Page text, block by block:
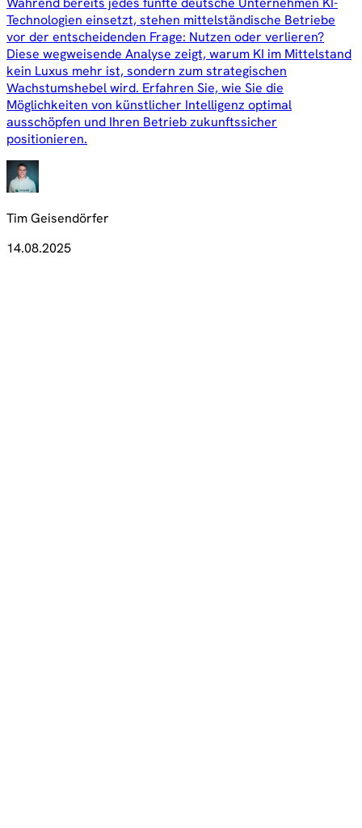
Technologien einsetzt, stehen mittelständische Betriebe
vor der entscheidenden Frage: Nutzen oder verlieren?
Diese wegweisende Analyse zeigt, warum KI im Mittelstand
kein Luxus mehr ist, sondern zum strategischen
Wachstumshebel wird. Erfahren Sie, wie Sie die
Möglichkeiten von künstlicher Intelligenz optimal
ausschöpfen und Ihren Betrieb zukunftssicher
positionieren.
Tim Geisendörfer
14.08.2025